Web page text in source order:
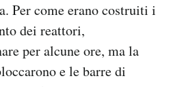
Per come erano costruiti i
dei reattori,
per alcune ore, ma la
e le barre di